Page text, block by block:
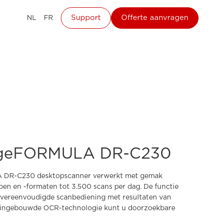
NL FR Support Offerte aanvragen
DR-C230
DR-C230 desktopscanner verwerkt met gemak
en -formaten tot 3.500 scans per dag. De functie
scanbediening met resultaten van
OCR-technologie kunt u doorzoekbare